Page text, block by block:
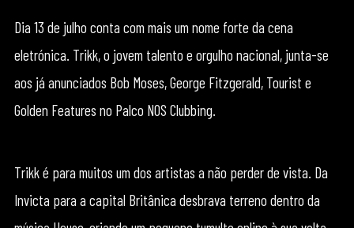
Dia 13 de julho conta com mais um nome forte da cena
eletrónica. Trikk, o jovem talento e orgulho nacional, junta-se
aos já anunciados Bob Moses, George Fitzgerald, Tourist e
Golden Features no Palco NOS Clubbing.
Trikk é para muitos um dos artistas a não perder de vista. Da
Invicta para a capital Britânica desbrava terreno dentro da